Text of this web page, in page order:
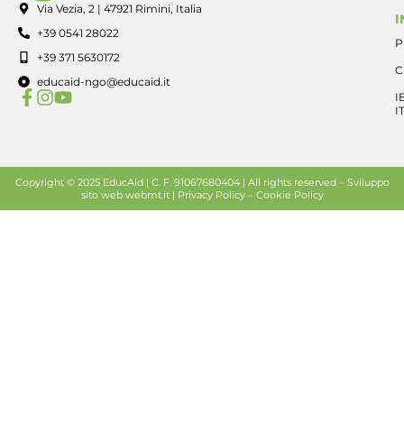
Via Vezia, 2 | 47921 Rimini, Italia
+39 0541 28022
+39 371 5630172
educaid-ngo@educaid.it
Copyright © 2025 EducAid | C. F. 91067680404 | All rights reserved – Sviluppo
sito webwebmt.it | Privacy Policy– Cookie Policy